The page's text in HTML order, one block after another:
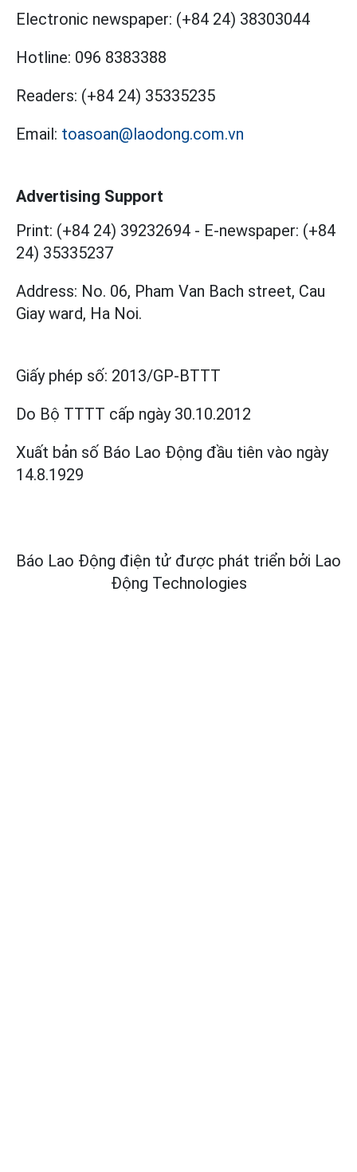
Electronic newspaper: (+84 24) 38303044
Hotline: 096 8383388
Readers: (+84 24) 35335235
Email: toasoan@laodong.com.vn
Advertising Support
Print: (+84 24) 39232694 - E-newspaper: (+84
24) 35335237
Address: No. 06, Pham Van Bach street, Cau
Giay ward, Ha Noi.
Giấy phép số: 2013/GP-BTTT
Do Bộ TTTT cấp ngày 30.10.2012
Xuất bản số Báo Lao Động đầu tiên vào ngày
14.8.1929
Báo Lao Động điện tử được phát triển bởi Lao
Động Technologies